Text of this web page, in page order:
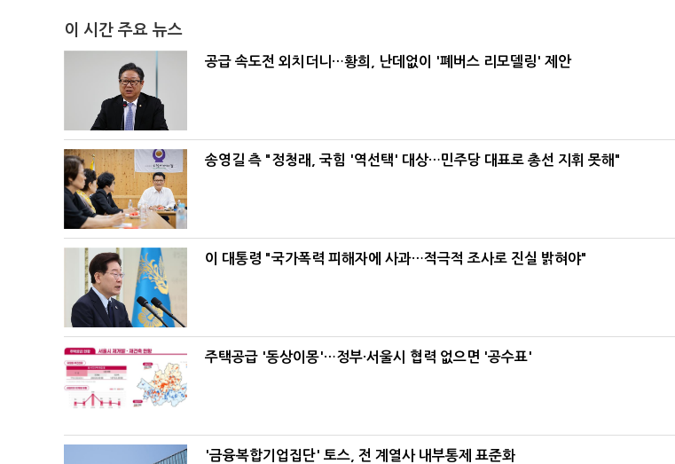
이 시간 주요 뉴스
공급 속도전 외치더니…황희, 난데없이 '폐버스 리모델링' 제안
송영길 측 "정청래, 국힘 '역선택' 대상…민주당 대표로 총선 지휘 못해"
이 대통령 "국가폭력 피해자에 사과…적극적 조사로 진실 밝혀야"
주택공급 '동상이몽'…정부·서울시 협력 없으면 '공수표'
'금융복합기업집단' 토스, 전 계열사 내부통제 표준화